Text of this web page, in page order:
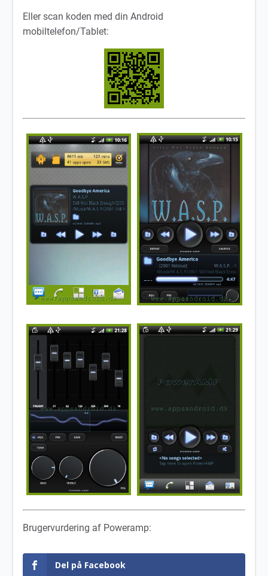
Eller scan koden med din Android
mobiltelefon/Tablet:
Brugervurdering af Poweramp:
Del på Facebook